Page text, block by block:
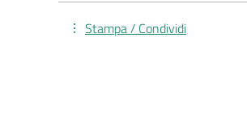
Stampa / Condividi